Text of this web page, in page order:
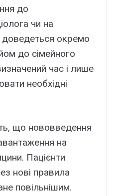
до
чи на
доведеться окремо
до сімейного
час і лише
необхідні
що нововведення
на
Пацієнти
нові правила
повільнішим.